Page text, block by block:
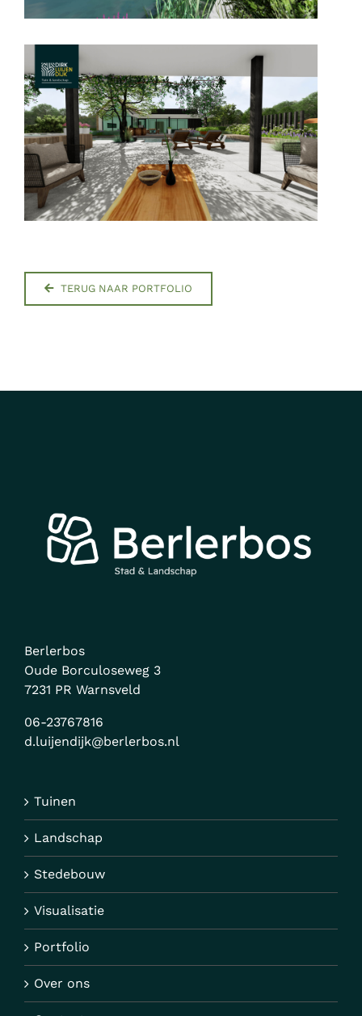
TERUG NAAR PORTFOLIO
Berlerbos
Oude Borculoseweg 3
7231 PR Warnsveld
06-23767816
d.luijendijk@berlerbos.nl
Tuinen
Landschap
Stedebouw
Visualisatie
Portfolio
Over ons